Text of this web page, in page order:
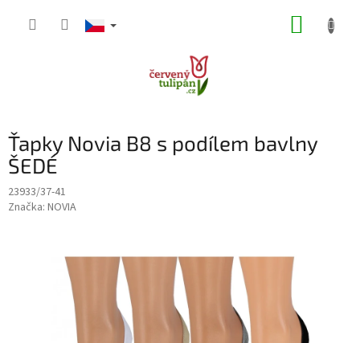
Ťapky Novia B8 s podílem bavlny
ŠEDÉ
23933/37-41
Značka: NOVIA